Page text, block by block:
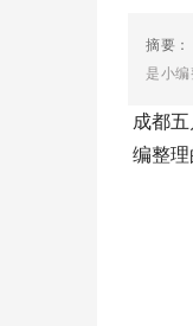
摘要：
是小
成都
编整理